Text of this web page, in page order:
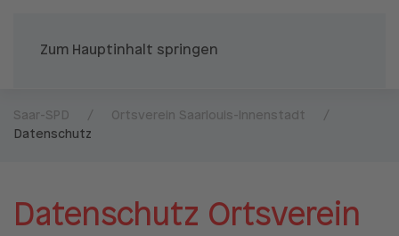
Zum Hauptinhalt springen
Saar-SPD
Ortsverein Saarlouis-Innenstadt
Datenschutz
Datenschutz Ortsverein